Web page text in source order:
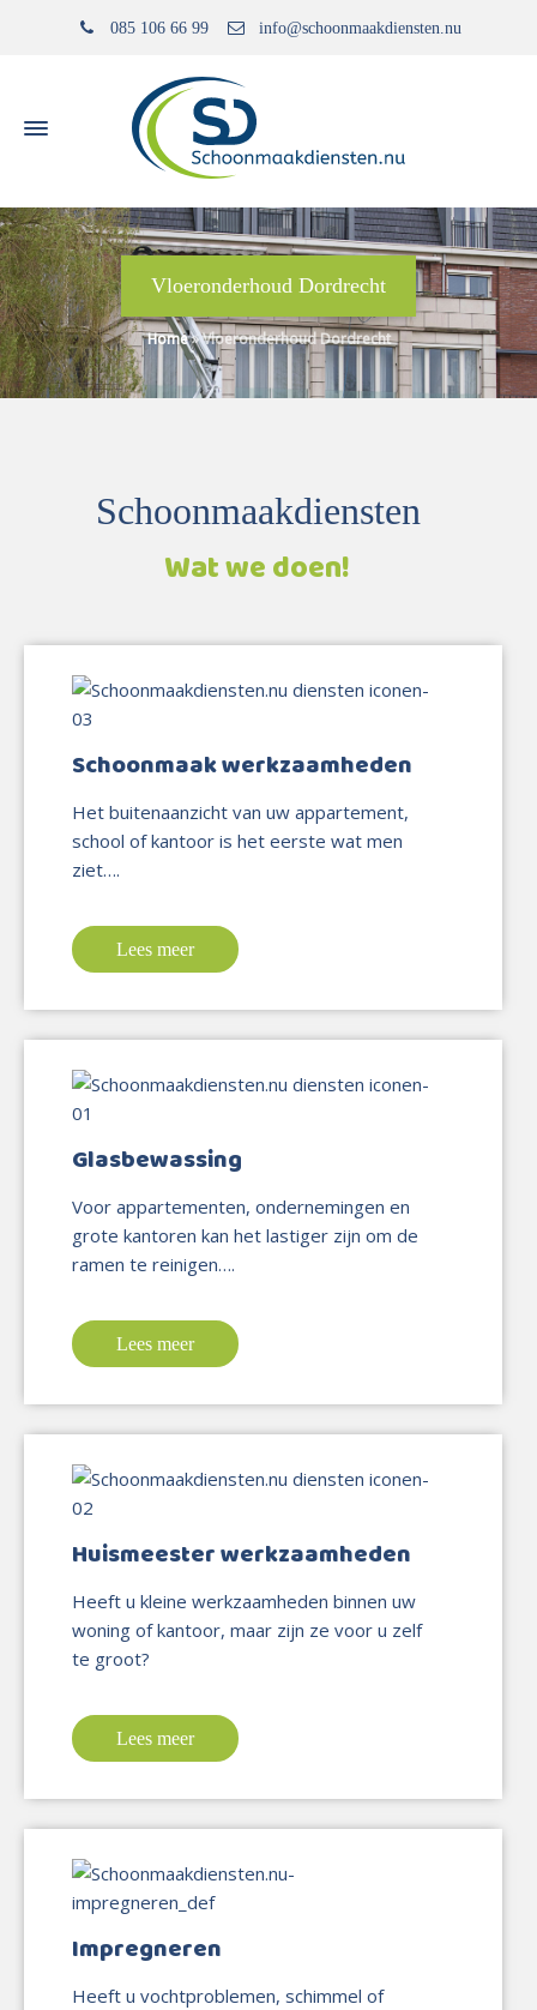
085 106 66 99 info@schoonmaakdiensten.nu
Vloeronderhoud Dordrecht
Home»Vloeronderhoud Dordrecht
Schoonmaakdiensten
Wat we doen!
Schoonmaak werkzaamheden
Het buitenaanzicht van uw appartement,
school of kantoor is het eerste wat men
ziet….
Lees meer
Glasbewassing
Voor appartementen, ondernemingen en
grote kantoren kan het lastiger zijn om de
ramen te reinigen….
Lees meer
Huismeester werkzaamheden
Heeft u kleine werkzaamheden binnen uw
woning of kantoor, maar zijn ze voor u zelf
te groot?
Lees meer
Impregneren
Heeft u vochtproblemen, schimmel of